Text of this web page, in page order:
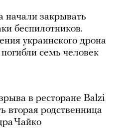
закрывать
беспилотников.
украинского дрона
семь человек
в ресторане Balzi
вторая родственница
Чайко